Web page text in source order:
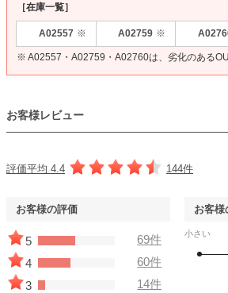
［在庫一覧］
A02557 ※ A02759 ※
※ A02557・A02759・A02760は、劣化のある
お客様レビュー
評価平均 4.4 144件
お客様の評価
5
69件
4
60件
3
14件
お客様
小さい